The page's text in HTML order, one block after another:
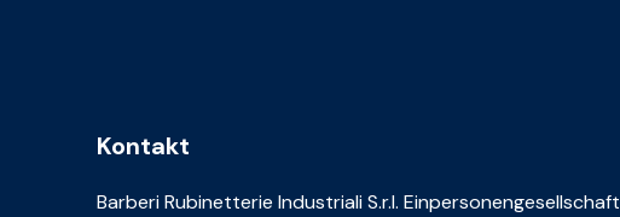
Kontakt
Barberi Rubinetterie Industriali S.r.l. Einpersonengesellschaft